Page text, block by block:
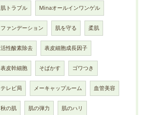
肌トラブル Minaオールインワンゲル
ファンデーション 肌を守る 柔肌
活性酸素除去 表皮細胞成長因子
表皮幹細胞 そばかす ゴワつき
テレビ局 メーキャップルーム 血管美容
秋の肌 肌の弾力 肌のハリ